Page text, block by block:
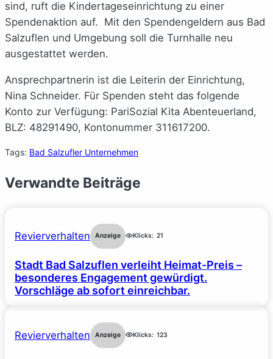
sind, ruft die Kindertageseinrichtung zu einer
Spendenaktion auf. Mit den Spendengeldern aus Bad
Salzuflen und Umgebung soll die Turnhalle neu
ausgestattet werden.
Ansprechpartnerin ist die Leiterin der Einrichtung,
Nina Schneider. Für Spenden steht das folgende
Konto zur Verfügung: PariSozial Kita Abenteuerland,
BLZ: 48291490, Kontonummer 311617200.
Tags: Bad Salzufler Unternehmen
Verwandte Beiträge
Revierverhalten Anzeige Klicks: 21
Stadt Bad Salzuflen verleiht Heimat-Preis –
besonderes Engagement gewürdigt.
Vorschläge ab sofort einreichbar.
Revierverhalten Anzeige Klicks: 123